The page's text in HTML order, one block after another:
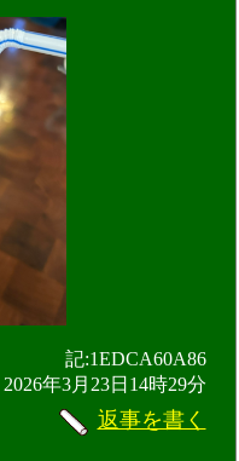
記:1EDCA60A86
2026年3月23日14時29分
返事を書く